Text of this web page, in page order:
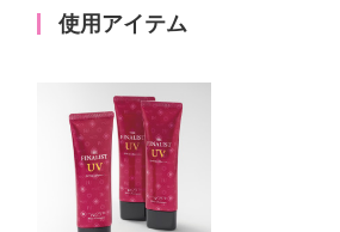
使用アイテム